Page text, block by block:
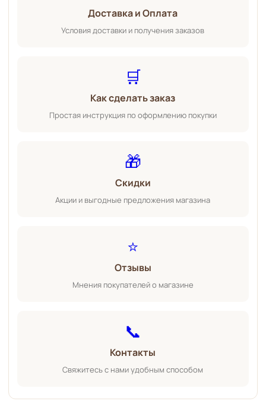
Доставка и Оплата
Условия доставки и получения заказов
🛒
Как сделать заказ
Простая инструкция по оформлению покупки
🎁
Скидки
Акции и выгодные предложения магазина
⭐
Отзывы
Мнения покупателей о магазине
📞
Контакты
Свяжитесь с нами удобным способом